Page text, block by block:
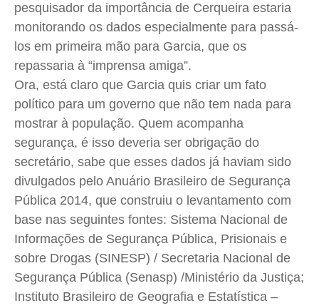
pesquisador da importância de Cerqueira estaria
monitorando os dados especialmente para passá-
los em primeira mão para Garcia, que os
repassaria à “imprensa amiga”.
Ora, está claro que Garcia quis criar um fato
político para um governo que não tem nada para
mostrar à população. Quem acompanha
segurança, é isso deveria ser obrigação do
secretário, sabe que esses dados já haviam sido
divulgados pelo Anuário Brasileiro de Segurança
Pública 2014, que construiu o levantamento com
base nas seguintes fontes: Sistema Nacional de
Informações de Segurança Pública, Prisionais e
sobre Drogas (SINESP) / Secretaria Nacional de
Segurança Pública (Senasp) /Ministério da Justiça;
Instituto Brasileiro de Geografia e Estatística –